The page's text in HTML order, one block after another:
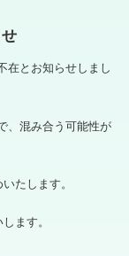
在とお知らせしまし
、混み合う可能性が
たします。
ます。